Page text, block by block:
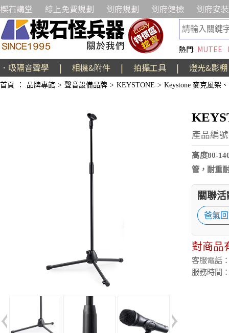
楔石講堂 線上免費規劃 到府規劃 到府健檢 到府安裝
熱門: MUTEE
．吸隔音聲學 | 相機&附件 | 拍攝工具 | 燈光&影棚
首頁 ： 品牌專館 > 聲音設備品牌 > KEYSTONE > Keystone 麥克風架
產品編
高度80-
管，耐重
關聯
爸氣
對商品
客服電話
服務時間